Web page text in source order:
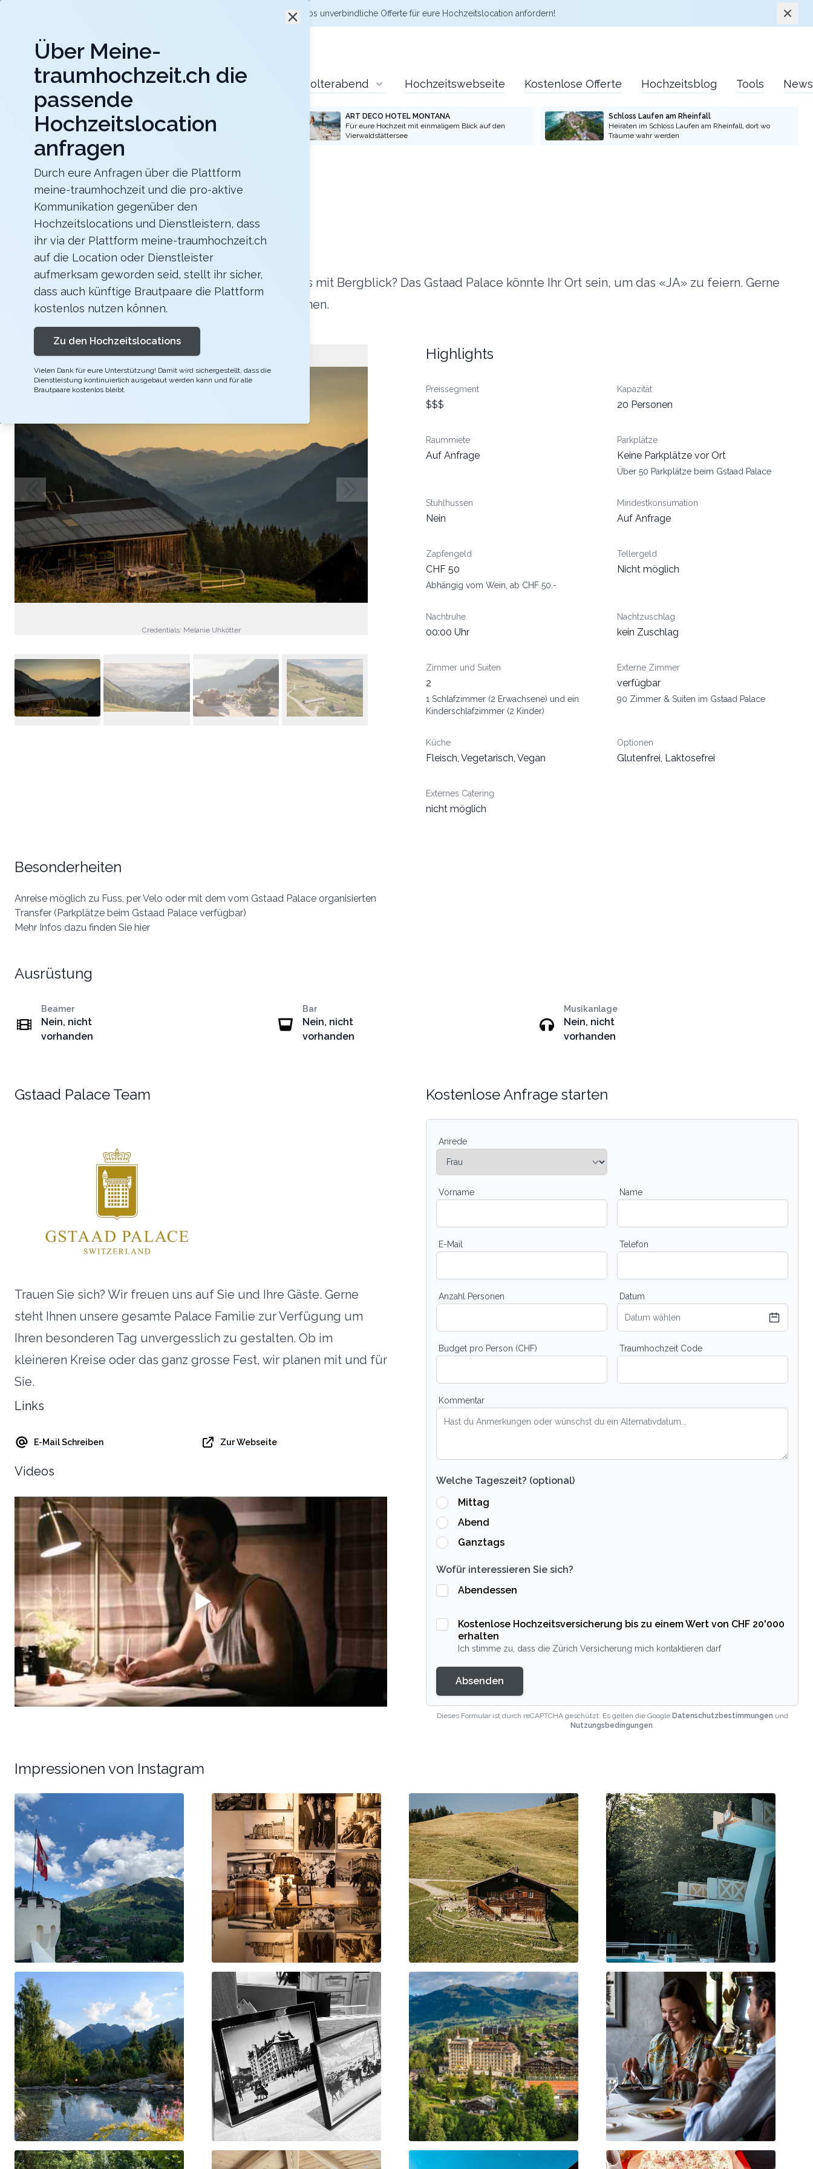
Jetzt kostenlos unverbindliche Offertefür eure Hochzeitslocation anfordern!
meine-traumhochzeit.ch
Hochzeitslocations Hochzeitsdienstleister Polterabend Hochzeitswebseite Kostenlose Offerte Hochzeitsblog Tools News
Maxililian
Für eine unvergessliche Feier mit einer herrlich
ART DECO HOTEL MONTANA
Für eure Hochzeit mit einmaligem Blick auf den
Vierwaldstättersee
Schloss Laufen am Rheinfall
Heiraten im Schloss Laufen am Rheinfall, dort wo
Träume wahr werden
Zurück zur Suche
Gstaad Palace - Walig Hütte
4.7
Abendessen
BE
GstaadMerkliste Link teilen
Eine Hochzeit in mitten des malerischen Saanenlands mit Bergblick? Das Gstaad Palace könnte Ihr Ort sein, um das «JA» zu feiern. Gerne
planen wir Ihren Traumtag in enger Absprache mit Ihnen.
Credentials: Melanie Uhkötter
Highlights
Preissegment
$$$
Kapazität
20 Personen
Raummiete
Auf Anfrage
Parkplätze
Keine Parkplätze vor Ort
Über 50 Parkplätze beim Gstaad Palace
Stuhlhussen
Nein
Mindestkonsumation
Auf Anfrage
Zapfengeld
CHF 50
Abhängig vom Wein, ab CHF 50.-
Tellergeld
Nicht möglich
Nachtruhe
00:00 Uhr
Nachtzuschlag
kein Zuschlag
Zimmer und Suiten
2
1 Schlafzimmer (2 Erwachsene) und ein
Kinderschlafzimmer (2 Kinder)
Externe Zimmer
verfügbar
90 Zimmer & Suiten im Gstaad Palace
Küche
Fleisch, Vegetarisch, Vegan
Optionen
Glutenfrei, Laktosefrei
Externes Catering
nicht möglich
Besonderheiten
Anreise möglich zu Fuss, per Velo oder mit dem vom Gstaad Palace organisierten
Transfer (Parkplätze beim Gstaad Palace verfügbar)
Mehr Infos dazu finden Sie hier
Ausrüstung
Beamer
Nein, nicht
vorhanden
Bar
Nein, nicht
vorhanden
Musikanlage
Nein, nicht
vorhanden
Gstaad Palace Team
Trauen Sie sich? Wir freuen uns auf Sie und Ihre Gäste. Gerne
steht Ihnen unsere gesamte Palace Familie zur Verfügung um
Ihren besonderen Tag unvergesslich zu gestalten. Ob im
kleineren Kreise oder das ganz grosse Fest, wir planen mit und für
Sie.
Links
E-Mail Schreiben Zur Webseite
Videos
Kostenlose Anfrage starten
Anrede
Vorname Name
E-Mail Telefon
Anzahl Personen Datum
Datum wählen
Budget pro Person (CHF) Traumhochzeit Code
Kommentar
Welche Tageszeit? (optional)
Mittag
Abend
Ganztags
Wofür interessieren Sie sich?
Abendessen
Kostenlose Hochzeitsversicherung bis zu einem Wert von CHF 20'000
erhalten
Ich stimme zu, dass die Zürich Versicherung mich kontaktieren darf
Absenden
Dieses Formular ist durch reCAPTCHA geschützt. Es gelten die Google Datenschutzbestimmungen und
Nutzungsbedingungen.
Impressionen von Instagram
Über Meine-
traumhochzeit.ch die
passende
Hochzeitslocation
anfragen
Durch eure Anfragen über die Plattform
meine-traumhochzeit und die pro-aktive
Kommunikation gegenüber den
Hochzeitslocations und Dienstleistern, dass
ihr via der Plattform meine-traumhochzeit.ch
auf die Location oder Dienstleister
aufmerksam geworden seid, stellt ihr sicher,
dass auch künftige Brautpaare die Plattform
kostenlos nutzen können.
Zu den Hochzeitslocations
Vielen Dank für eure Unterstützung! Damit wird sichergestellt, dass die
Dienstleistung kontinuierlich ausgebaut werden kann und für alle
Brautpaare kostenlos bleibt.